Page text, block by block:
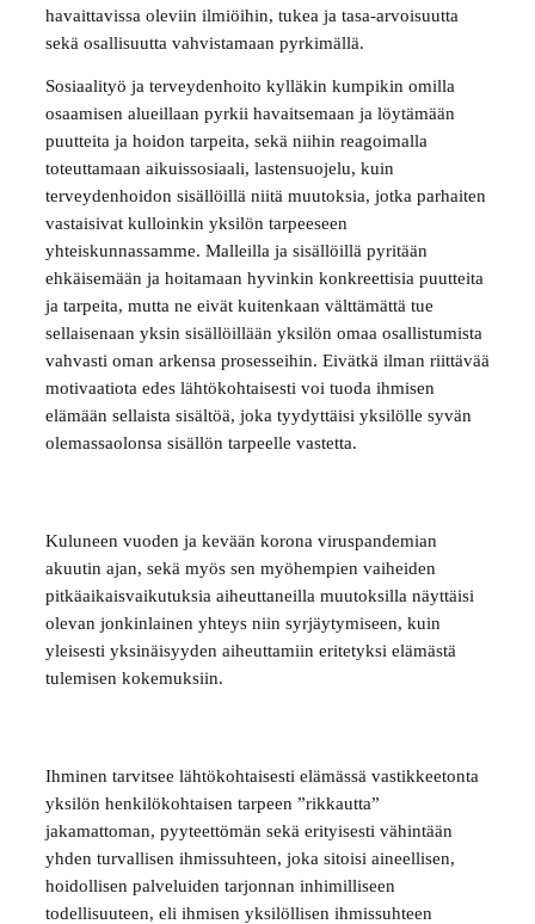
havaittavissa oleviin ilmiöihin, tukea ja tasa-arvoisuutta
sekä osallisuutta vahvistamaan pyrkimällä.
Sosiaalityö ja terveydenhoito kylläkin kumpikin omilla
osaamisen alueillaan pyrkii havaitsemaan ja löytämään
puutteita ja hoidon tarpeita, sekä niihin reagoimalla
toteuttamaan aikuissosiaali, lastensuojelu, kuin
terveydenhoidon sisällöillä niitä muutoksia, jotka parhaiten
vastaisivat kulloinkin yksilön tarpeeseen
yhteiskunnassamme. Malleilla ja sisällöillä pyritään
ehkäisemään ja hoitamaan hyvinkin konkreettisia puutteita
ja tarpeita, mutta ne eivät kuitenkaan välttämättä tue
sellaisenaan yksin sisällöillään yksilön omaa osallistumista
vahvasti oman arkensa prosesseihin. Eivätkä ilman riittävää
motivaatiota edes lähtökohtaisesti voi tuoda ihmisen
elämään sellaista sisältöä, joka tyydyttäisi yksilölle syvän
olemassaolonsa sisällön tarpeelle vastetta.
Kuluneen vuoden ja kevään korona viruspandemian
akuutin ajan, sekä myös sen myöhempien vaiheiden
pitkäaikaisvaikutuksia aiheuttaneilla muutoksilla näyttäisi
olevan jonkinlainen yhteys niin syrjäytymiseen, kuin
yleisesti yksinäisyyden aiheuttamiin eritetyksi elämästä
tulemisen kokemuksiin.
Ihminen tarvitsee lähtökohtaisesti elämässä vastikkeetonta
yksilön henkilökohtaisen tarpeen ”rikkautta”
jakamattoman, pyyteettömän sekä erityisesti vähintään
yhden turvallisen ihmissuhteen, joka sitoisi aineellisen,
hoidollisen palveluiden tarjonnan inhimilliseen
todellisuuteen, eli ihmisen yksilöllisen ihmissuhteen